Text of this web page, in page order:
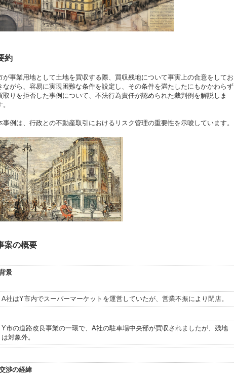
約
が事業用地として土地を買収する際、買収残地について事実上の合意をしてお
ながら、容易に実現困難な条件を設定し、その条件を満たしたにもかかわらず
取りを拒否した事例について、不法行為責任が認められた裁判例を解説しま
。
事例は、行政との不動産取引におけるリスク管理の重要性を示唆しています。
案の概要
景
A社はY市内でスーパーマーケットを運営していたが、営業不振により閉店。
Y市の道路改良事業の一環で、A社の駐車場中央部が買収されましたが、残地
は対象外。
渉の経緯